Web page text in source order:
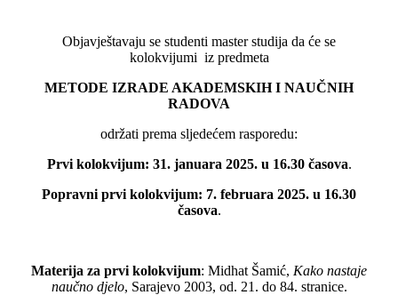
Objavještavaju se studenti master studija da će se
kolokvijumi iz predmeta
METODE IZRADE AKADEMSKIH I NAUČNIH
RADOVA
održati prema sljedećem rasporedu:
Prvi kolokvijum: 31. januara 2025. u 16.30 časova.
Popravni prvi kolokvijum: 7. februara 2025. u 16.30
časova.
Materija za prvi kolokvijum: Midhat Šamić, Kako nastaje
naučno djelo, Sarajevo 2003, od. 21. do 84. stranice.